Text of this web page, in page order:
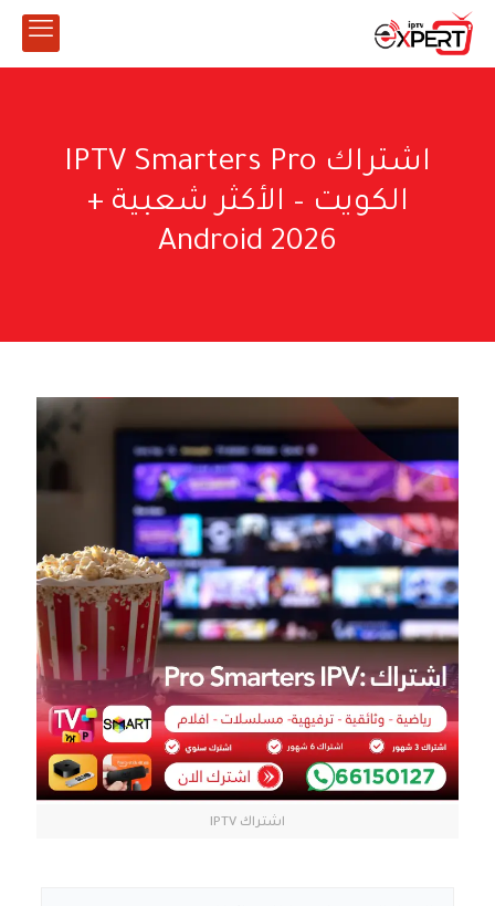
اشتراك IPTV Smarters Pro
الكويت – الأكثر شعبية +
Android 2026
اشتراك IPTV